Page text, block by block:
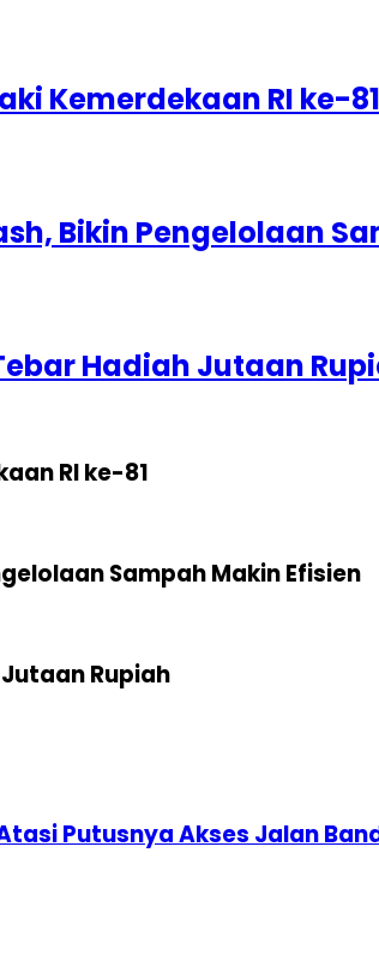
Kemerdekaan RI ke-81
Bikin Pengelolaan
Hadiah Jutaan
RI ke-81
Sampah Makin Efisien
Rupiah
Putusnya Akses Jalan